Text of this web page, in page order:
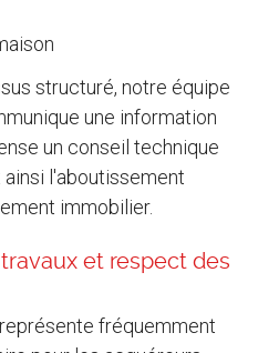
structuré, notre équipe
une information
un conseil technique
l'aboutissement
immobilier.
et respect des
fréquemment